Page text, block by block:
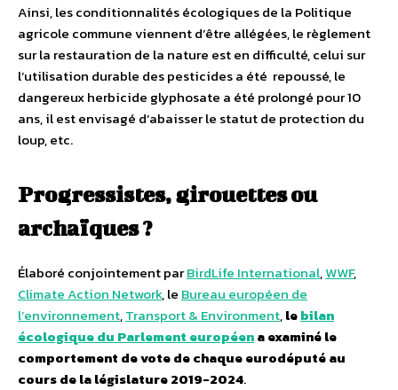
Ainsi, les conditionnalités écologiques de la Politique
agricole commune viennent d’être allégées, le règlement
sur la restauration de la nature est en difficulté, celui sur
l’utilisation durable des pesticides a été repoussé, le
dangereux herbicide glyphosate a été prolongé pour 10
ans, il est envisagé d’abaisser le statut de protection du
loup, etc.
Progressistes, girouettes ou
archaïques ?
Élaboré conjointement parBirdLife International,WWF,
Climate Action Network, le Bureau européen de
l’environnement,Transport & Environment,lebilan
écologique du Parlement européena examiné le
comportement de vote de chaque eurodéputé au
cours de la législature 2019-2024.